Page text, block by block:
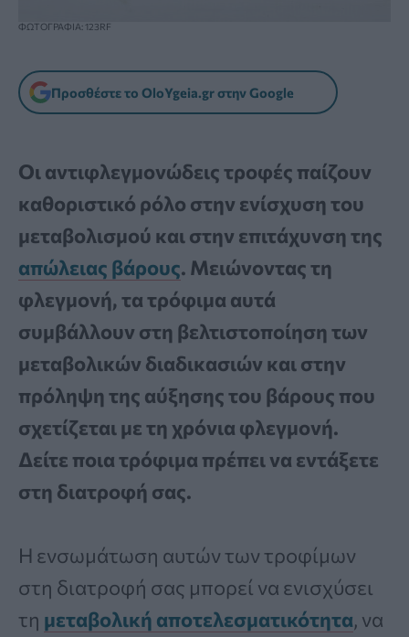
ΦΩΤΟΓΡΑΦΙΑ: 123RF
Προσθέστε το OloYgeia.gr στην Google
Οι αντιφλεγμονώδεις τροφές παίζουν
καθοριστικό ρόλο στην ενίσχυση του
μεταβολισμού και στην επιτάχυνση της
απώλειας βάρους. Μειώνοντας τη
φλεγμονή, τα τρόφιμα αυτά
συμβάλλουν στη βελτιστοποίηση των
μεταβολικών διαδικασιών και στην
πρόληψη της αύξησης του βάρους που
σχετίζεται με τη χρόνια φλεγμονή.
Δείτε ποια τρόφιμα πρέπει να εντάξετε
στη διατροφή σας.
Η ενσωμάτωση αυτών των τροφίμων
στη διατροφή σας μπορεί να ενισχύσει
τη μεταβολική αποτελεσματικότητα, να